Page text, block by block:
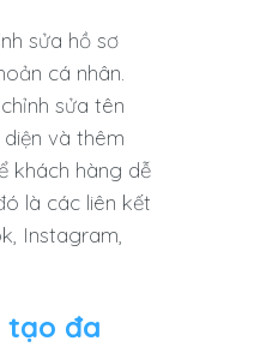
sửa hồ sơ
cá nhân.
sửa tên
và thêm
khách hàng dễ
là các liên kết
Instagram,
tạo đa